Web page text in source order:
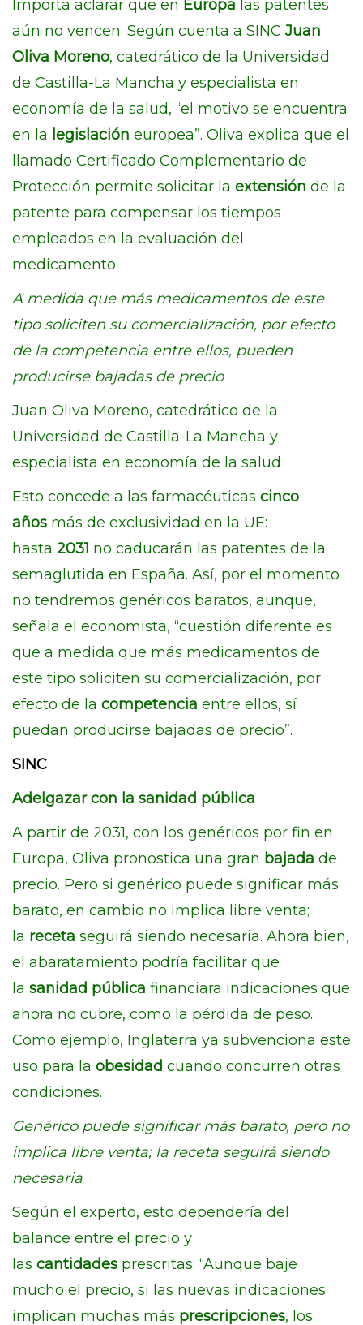
Importa aclarar que en Europa las patentes
aún no vencen. Según cuenta a SINC Juan
Oliva Moreno, catedrático de la Universidad
de Castilla-La Mancha y especialista en
economía de la salud, “el motivo se encuentra
en la legislación europea”. Oliva explica que el
llamado Certificado Complementario de
Protección permite solicitar la extensión de la
patente para compensar los tiempos
empleados en la evaluación del
medicamento.
A medida que más medicamentos de este
tipo soliciten su comercialización, por efecto
de la competencia entre ellos, pueden
producirse bajadas de precio
Juan Oliva Moreno, catedrático de la
Universidad de Castilla-La Mancha y
especialista en economía de la salud
Esto concede a las farmacéuticas cinco
años más de exclusividad en la UE:
hasta 2031 no caducarán las patentes de la
semaglutida en España. Así, por el momento
no tendremos genéricos baratos, aunque,
señala el economista, “cuestión diferente es
que a medida que más medicamentos de
este tipo soliciten su comercialización, por
efecto de la competencia entre ellos, sí
puedan producirse bajadas de precio”.
SINC
Adelgazar con la sanidad pública
A partir de 2031, con los genéricos por fin en
Europa, Oliva pronostica una gran bajada de
precio. Pero si genérico puede significar más
barato, en cambio no implica libre venta;
la receta seguirá siendo necesaria. Ahora bien,
el abaratamiento podría facilitar que
la sanidad pública financiara indicaciones que
ahora no cubre, como la pérdida de peso.
Como ejemplo, Inglaterra ya subvenciona este
uso para la obesidad cuando concurren otras
condiciones.
Genérico puede significar más barato, pero no
implica libre venta; la receta seguirá siendo
necesaria
Según el experto, esto dependería del
balance entre el precio y
las cantidades prescritas: “Aunque baje
mucho el precio, si las nuevas indicaciones
implican muchas más prescripciones, los